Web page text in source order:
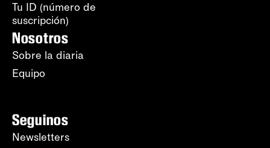
Tu ID (número de
suscripción)
Nosotros
Sobre la diaria
Equipo
Seguinos
Newsletters